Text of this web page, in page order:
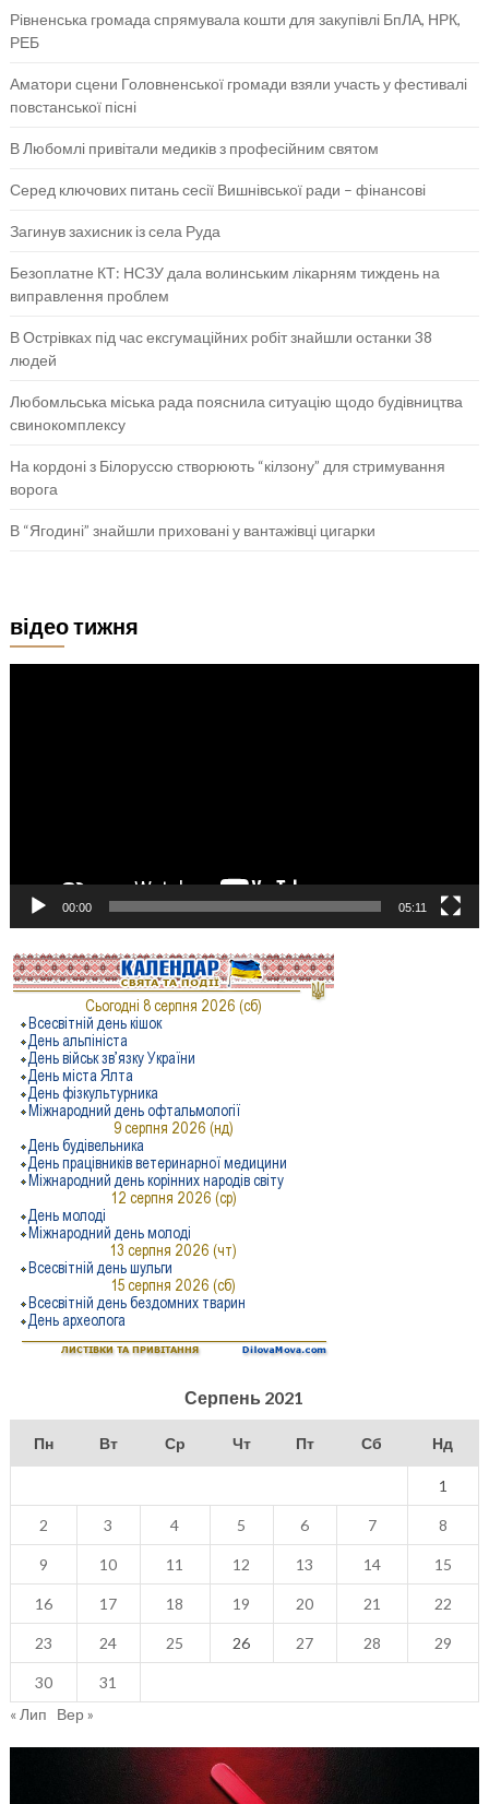
Рівненська громада спрямувала кошти для закупівлі БпЛА, НРК,
РЕБ
Аматори сцени Головненської громади взяли участь у фестивалі
повстанської пісні
В Любомлі привітали медиків з професійним святом
Серед ключових питань сесії Вишнівської ради – фінансові
Загинув захисник із села Руда
Безоплатне КТ: НСЗУ дала волинським лікарням тиждень на
виправлення проблем
В Острівках під час ексгумаційних робіт знайшли останки 38
людей
Любомльська міська рада пояснила ситуацію щодо будівництва
свинокомплексу
На кордоні з Білоруссю створюють “кілзону” для стримування
ворога
В “Ягодині” знайшли приховані у вантажівці цигарки
відео тижня
00:00 05:11
Серпень 2021
Пн Вт Ср Чт Пт Сб Нд
1
2 3 4 5 6 7 8
9 10 11 12 13 14 15
16 17 18 19 20 21 22
23 24 25 26 27 28 29
30
31
« Лип
Вер »